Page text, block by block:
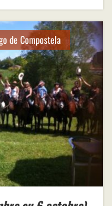
de Compostela